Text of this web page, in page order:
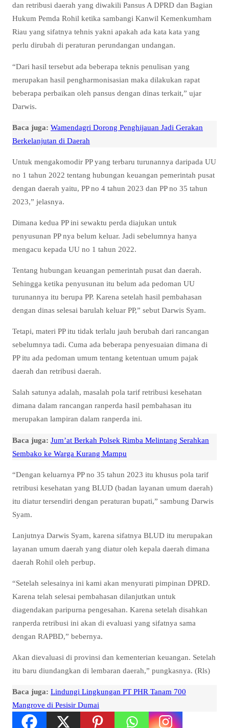
dan retribusi daerah yang diwakili Pansus A DPRD dan Bagian
Hukum Pemda Rohil ketika sambangi Kanwil Kemenkumham
Riau yang sifatnya tehnis yakni apakah ada kata kata yang
perlu dirubah di peraturan perundangan undangan.
“Dari hasil tersebut ada beberapa teknis penulisan yang
merupakan hasil pengharmonisasian maka dilakukan rapat
beberapa perbaikan oleh pansus dengan dinas terkait,” ujar
Darwis.
Baca juga: Wamendagri Dorong Penghijauan Jadi Gerakan
Berkelanjutan di Daerah
Untuk mengakomodir PP yang terbaru turunannya daripada UU
no 1 tahun 2022 tentang hubungan keuangan pemerintah pusat
dengan daerah yaitu, PP no 4 tahun 2023 dan PP no 35 tahun
2023,” jelasnya.
Dimana kedua PP ini sewaktu perda diajukan untuk
penyusunan PP nya belum keluar. Jadi sebelumnya hanya
mengacu kepada UU no 1 tahun 2022.
Tentang hubungan keuangan pemerintah pusat dan daerah.
Sehingga ketika penyusunan itu belum ada pedoman UU
turunannya itu berupa PP. Karena setelah hasil pembahasan
dengan dinas selesai barulah keluar PP,” sebut Darwis Syam.
Tetapi, materi PP itu tidak terlalu jauh berubah dari rancangan
sebelumnya tadi. Cuma ada beberapa penyesuaian dimana di
PP itu ada pedoman umum tentang ketentuan umum pajak
daerah dan retribusi daerah.
Salah satunya adalah, masalah pola tarif retribusi kesehatan
dimana dalam rancangan ranperda hasil pembahasan itu
merupakan lampiran dalam ranperda ini.
Baca juga: Jum’at Berkah Polsek Rimba Melintang Serahkan
Sembako ke Warga Kurang Mampu
“Dengan keluarnya PP no 35 tahun 2023 itu khusus pola tarif
retribusi kesehatan yang BLUD (badan layanan umum daerah)
itu diatur tersendiri dengan peraturan bupati,” sambung Darwis
Syam.
Lanjutnya Darwis Syam, karena sifatnya BLUD itu merupakan
layanan umum daerah yang diatur oleh kepala daerah dimana
daerah Rohil oleh perbup.
“Setelah selesainya ini kami akan menyurati pimpinan DPRD.
Karena telah selesai pembahasan dilanjutkan untuk
diagendakan paripurna pengesahan. Karena setelah disahkan
ranperda retribusi ini akan di evaluasi yang sifatnya sama
dengan RAPBD,” bebernya.
Akan dievaluasi di provinsi dan kementerian keuangan. Setelah
itu baru diundangkan di lembaran daerah,” pungkasnya. (Rls)
Baca juga: Lindungi Lingkungan PT PHR Tanam 700
Mangrove di Pesisir Dumai